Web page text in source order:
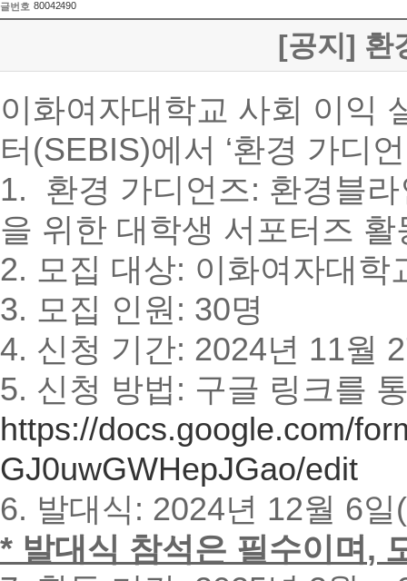
글번호 80042490
[공지] 환
이화여자대학교 사회 이익
터(SEBIS)에서 ‘환경 가디
1. 환경 가디언즈: 환경블
을 위한 대학생 서포터즈 활
2. 모집 대상: 이화여자대학
3. 모집 인원 : 30명
4. 신청 기간: 2024년 11월
5. 신청 방법 : 구글 링크를
https://docs.google.com/
GJ0uwGWHepJGao/edit
6. 발대식 : 2024년 12월 6일(
* 발대식 참석은 필수이며 ,